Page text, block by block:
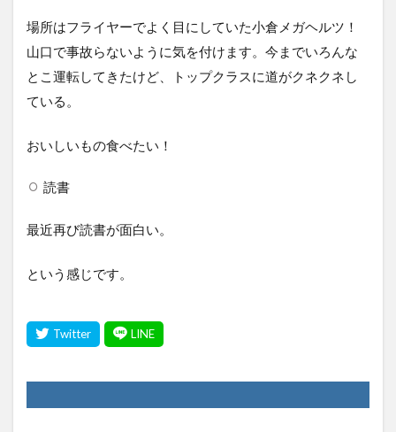
場所はフライヤーでよく目にしていた小倉メガヘルツ！
山口で事故らないように気を付けます。今までいろんな
とこ運転してきたけど、トップクラスに道がクネクネし
ている。
おいしいもの食べたい！
読書
最近再び読書が面白い。
という感じです。